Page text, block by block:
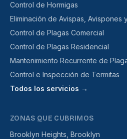
Control de Hormigas
Eliminación de Avispas, Avispones
Control de Plagas Comercial
Control de Plagas Residencial
Mantenimiento Recurrente de
Control e Inspección de Termitas
Todos los servicios →
ZONAS QUE CUBRIMOS
Brooklyn Heights, Brooklyn